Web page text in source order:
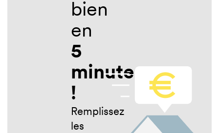
votre
bien ?
bien
en
5
minutes
!
Remplissez
les